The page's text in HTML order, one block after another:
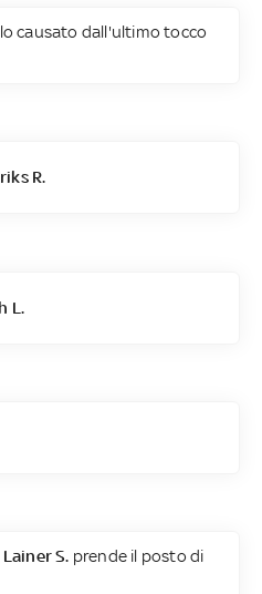
causato dall'ultimo tocco
R.
L.
Lainer S. prende il posto di